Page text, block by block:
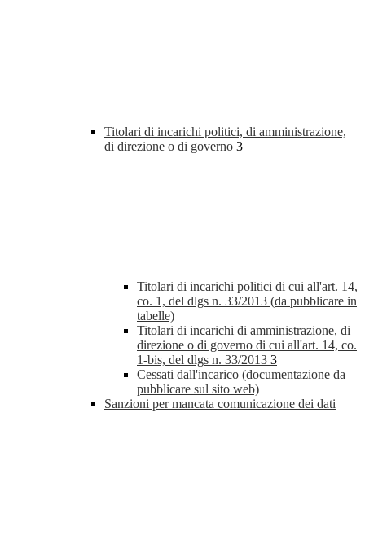
Titolari di incarichi politici, di amministrazione,
di direzione o di governo 3
Titolari di incarichi politici di cui all'art. 14,
co. 1, del dlgs n. 33/2013 (da pubblicare in
tabelle)
Titolari di incarichi di amministrazione, di
direzione o di governo di cui all'art. 14, co.
1-bis, del dlgs n. 33/2013 3
Cessati dall'incarico (documentazione da
pubblicare sul sito web)
Sanzioni per mancata comunicazione dei dati